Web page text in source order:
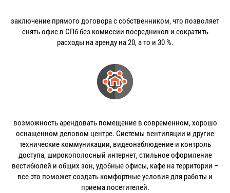
заключение прямого договора с собственником, что позволяет
снять офис в СПб без комиссии посредников и сократить
расходы на аренду на 20, а то и 30 %.
возможность арендовать помещение в современном, хорошо
оснащенном деловом центре. Системы вентиляции и другие
технические коммуникации, видеонаблюдение и контроль
доступа, широкополосный интернет, стильное оформление
вестибюлей и общих зон, удобные офисы, кафе на территории –
все это поможет создать комфортные условия для работы и
приема посетителей.